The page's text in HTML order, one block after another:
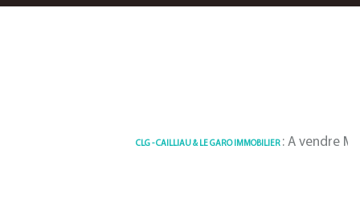
CLG - CAILLIAU & LE GARO IMMOBILIER: A vendre Maison